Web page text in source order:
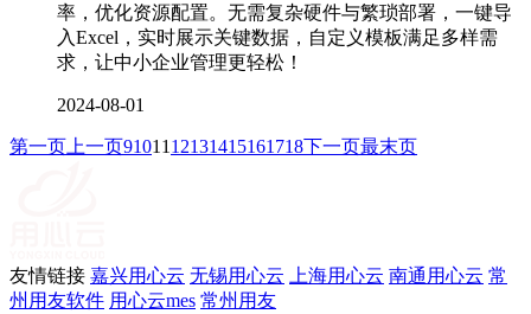
率，优化资源配置。无需复杂硬件与繁琐部署，一键导
入Excel，实时展示关键数据，自定义模板满足多样需
求，让中小企业管理更轻松！
2024-08-01
第一页 上一页91011 12131415161718下一页最末页
友情链接 嘉兴用心云 无锡用心云 上海用心云 南通用心云 常
州用友软件 用心云mes 常州用友